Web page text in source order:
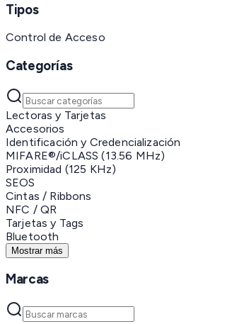
Tipos
Control de Acceso
Categorías
Lectoras y Tarjetas
Accesorios
Identificación y Credencialización
MIFARE®/iCLASS (13.56 MHz)
Proximidad (125 KHz)
SEOS
Cintas / Ribbons
NFC / QR
Tarjetas y Tags
Bluetooth
Mostrar más
Marcas